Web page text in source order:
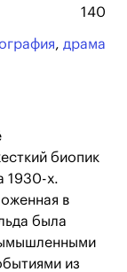
140
, драма
биопик
1930-х.
в
была
из